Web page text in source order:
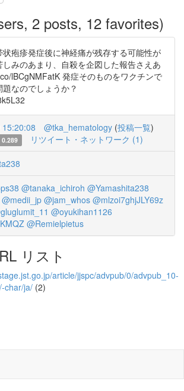
2 posts, 12 favorites)
疱疹発症後に神経痛が残存する可能性が
みのあまり、自殺を企図した報告さえあ
lBCgNMFatK 発症そのものをワクチンで
なのでしょうか？
@tka_hematology (投稿一覧)
0.289 リツイート・ネットワーク (1)
@tanaka_ichiroh @Yamashita238
@medii_jp @jam_whos @mlzoi7ghjJLY69z
@oyukihan1126
@Remielpietus
リスト
article/jjspc/advpub/0/advpub_10-
char/ja/ (2)